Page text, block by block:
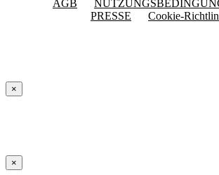
AGB
PRESSE
Cookie-
×
×